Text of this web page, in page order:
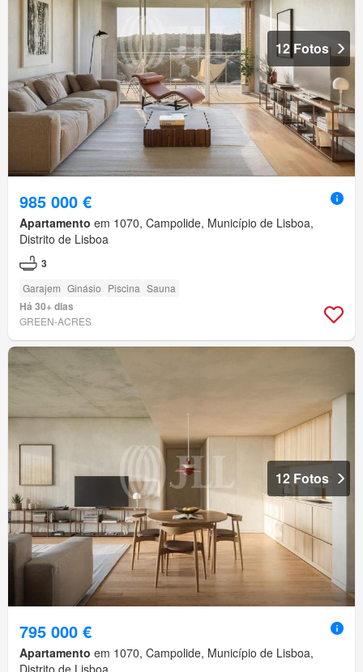
12 Fotos
985 000 €
Apartamento em 1070, Campolide, Município de Lisboa,
Distrito de Lisboa
3
Garajem Ginásio Piscina Sauna
Há 30+ dias
GREEN-ACRES
12 Fotos
795 000 €
Apartamento em 1070, Campolide, Município de Lisboa,